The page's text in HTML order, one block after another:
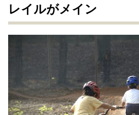
レイルがメイン